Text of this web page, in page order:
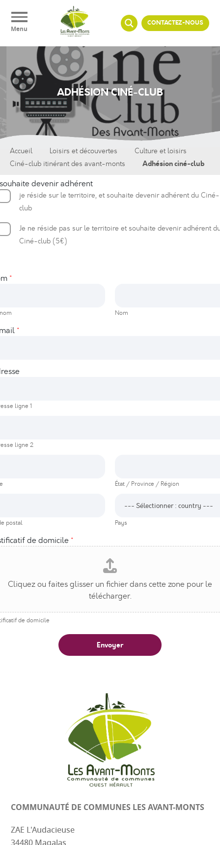
Menu
CONTACTEZ-NOUS
ADHÉSION CINÉ-CLUB
Accueil Loisirs et découvertes
Culture et loisirs
Ciné-club itinérant des avant-monts
Adhésion ciné-club
devenir adhérent
je réside sur le territoire, et souhaite devenir adhérent du Ciné-
club
Je ne réside pas sur le territoire et souhaite devenir adhérent
Ciné-club (5€)
*
Nom
*
ligne 1
ligne 2
État / Province / Région
postal Pays
de domicile *
de domicile
Envoyer
COMMUNAUTÉ DE COMMUNES LES AVANT-MONTS
ZAE L'Audacieuse
Panneau de gestion des cookies